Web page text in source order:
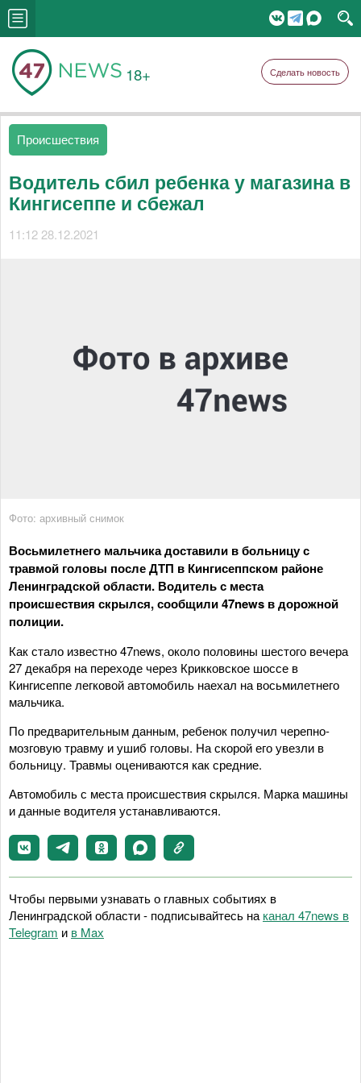
18+ Сделать новость
Происшествия
Водитель сбил ребенка у магазина в
Кингисеппе и сбежал
11:12 28.12.2021
Фото: архивный снимок
Восьмилетнего мальчика доставили в больницу с
травмой головы после ДТП в Кингисеппском районе
Ленинградской области. Водитель с места
происшествия скрылся, сообщили 47news в дорожной
полиции.
Как стало известно 47news, около половины шестого вечера
27 декабря на переходе через Крикковское шоссе в
Кингисеппе легковой автомобиль наехал на восьмилетнего
мальчика.
По предварительным данным, ребенок получил черепно-
мозговую травму и ушиб головы. На скорой его увезли в
больницу. Травмы оцениваются как средние.
Автомобиль с места происшествия скрылся. Марка машины
и данные водителя устанавливаются.
Чтобы первыми узнавать о главных событиях в
Ленинградской области - подписывайтесь на канал 47news в
Telegram и в Maх